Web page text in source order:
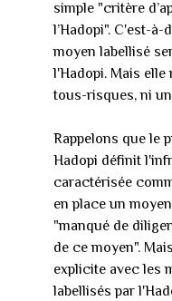
simple "critère
l’Hadopi". C'est-
moyen labellisé
l'Hadopi. Mais elle
tous-risques, ni
Rappelons que le
Hadopi définit
caractérisée
en place un
"manqué de
de ce moyen".
explicite avec les
labellisés par